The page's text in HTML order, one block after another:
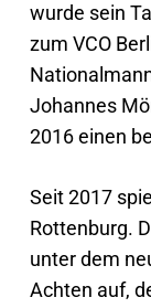
wurde sein
zum VCO
Johannes
2016 einen
Seit 2017
Rottenburg.
unter dem
Achten auf,